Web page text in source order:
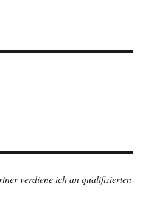
verdiene ich an qualifizierten